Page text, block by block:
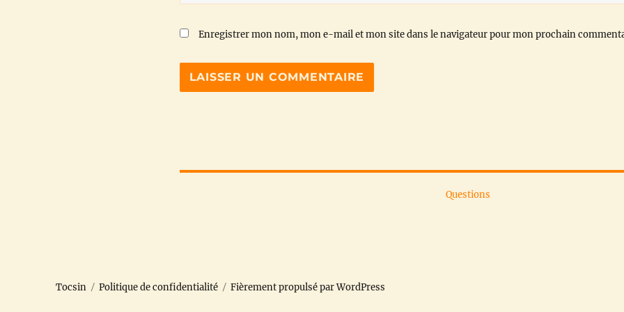
Enregistrer mon nom, mon e-mail et mon site dans le navigateur pour mon prochain
Questions
Tocsin Politique de confidentialité Fièrement propulsé par WordPress